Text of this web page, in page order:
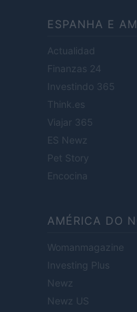
ESPANHA E
Actualidad
Finanzas 24
Investindo 365
Think.es
Viajar 365
ES Newz
Pet Story
Encocina
AMÉRICA DO
Womanmagazine
Investing Plus
Newz
Newz US